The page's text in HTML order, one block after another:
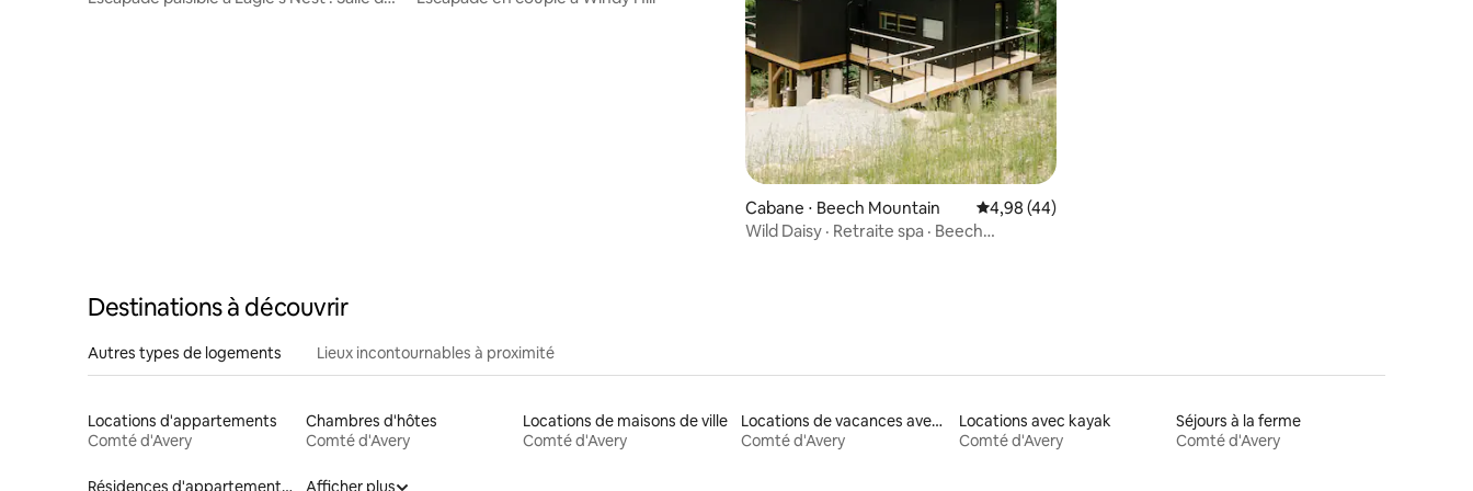
Cabane ⋅ Beech Mountain Évaluation moyenne sur la base de 44 commentaires : 4,98 sur 5
4,98 (44)
Wild Daisy · Retraite spa · Beech
Destinations à découvrir
Autres types de logements Lieux incontournables à proximité
Locations d'appartements
Comté d'Avery
Chambres d'hôtes
Comté d'Avery
Locations de maisons de ville
Comté d'Avery
Locations de vacances avec piscine
Comté d'Avery
Locations avec kayak
Comté d'Avery
Séjours à la ferme
Comté d'Avery
Résidences d'appartements en location Afficher plus